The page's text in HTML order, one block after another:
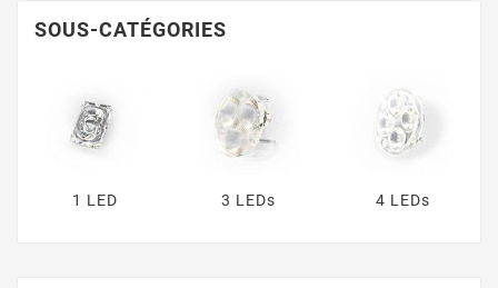
SOUS-CATÉGORIES
1 LED 3 LEDs 4 LEDs